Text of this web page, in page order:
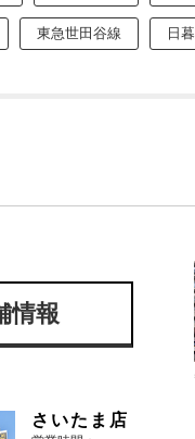
東急世田谷線 日
情報
さいたま店